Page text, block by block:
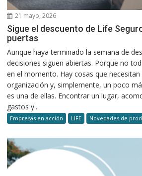
21 mayo, 2026
Sigue el descuento de Life
puertas
Aunque haya terminado la semana de
decisiones siguen abiertas. Porque no
en el momento. Hay cosas que
organización y, simplemente, un poco
es una de ellas. Encontrar un lugar,
gastos y...
Empresas en acción LIFE Novedades de